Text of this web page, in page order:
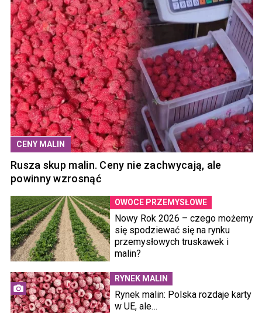
CENY MALIN
Rusza skup malin. Ceny nie zachwycają, ale
powinny wzrosnąć
OWOCE PRZEMYSŁOWE
Nowy Rok 2026 – czego możemy
się spodziewać się na rynku
przemysłowych truskawek i
malin?
RYNEK MALIN
Rynek malin: Polska rozdaje karty
w UE, ale…